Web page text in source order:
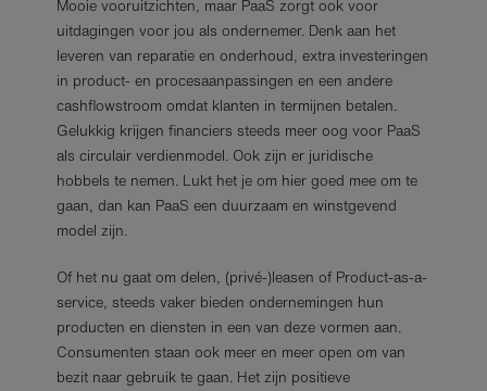
Mooie vooruitzichten, maar PaaS zorgt ook voor
uitdagingen voor jou als ondernemer. Denk aan het
leveren van reparatie en onderhoud, extra investeringen
in product- en procesaanpassingen en een andere
cashflowstroom omdat klanten in termijnen betalen.
Gelukkig krijgen financiers steeds meer oog voor PaaS
als circulair verdienmodel. Ook zijn er juridische
hobbels te nemen. Lukt het je om hier goed mee om te
gaan, dan kan PaaS een duurzaam en winstgevend
model zijn.
Of het nu gaat om delen, (privé-)leasen of Product-as-a-
service, steeds vaker bieden ondernemingen hun
producten en diensten in een van deze vormen aan.
Consumenten staan ook meer en meer open om van
bezit naar gebruik te gaan. Het zijn positieve